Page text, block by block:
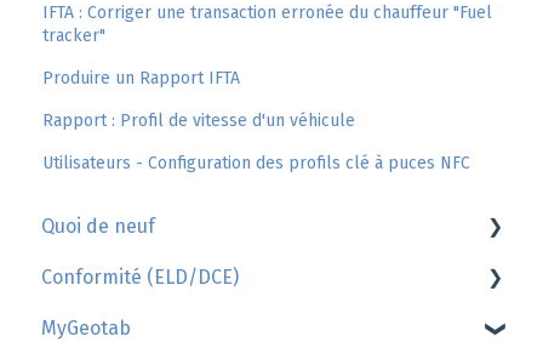
IFTA : Corriger une transaction erronée du chauffeur "Fuel
tracker"
Produire un Rapport IFTA
Rapport : Profil de vitesse d'un véhicule
Utilisateurs - Configuration des profils clé à puces NFC
Quoi de neuf
Geotab
GoSight
Conformité (ELD/DCE)
AttriX Conformité
MyGeotab